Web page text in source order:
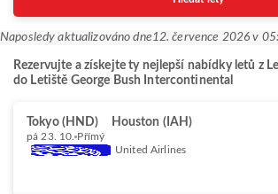
Naposledy aktualizováno dne12. července 2026 v
Rezervujte a získejte ty nejlepší nabídky letů z
do Letiště George Bush Intercontinental
Tokyo (HND) Houston (IAH)
pá 23. 10. Přímý
United Airlines